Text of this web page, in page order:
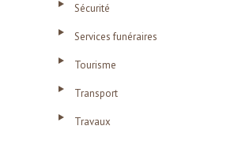
Sécurité
Services funéraires
Tourisme
Transport
Travaux